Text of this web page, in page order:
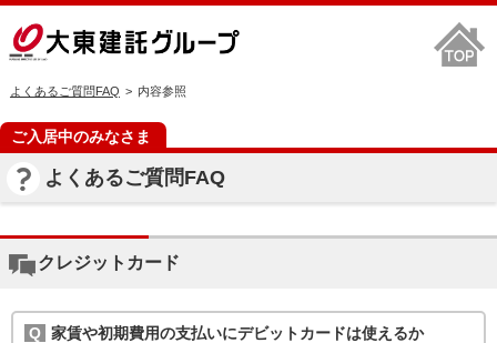
よくあるご質問FAQ 内容参照
ご入居中のみなさま
よくあるご質問FAQ
クレジットカード
家賃や初期費用の支払いにデビットカードは使えるか